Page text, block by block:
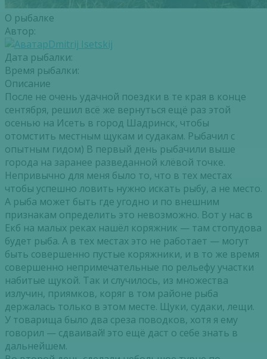
О рыбалке
Автор:
Dmitrij Isetskij
Дата рыбалки:
Время рыбалки:
Описание
После не очень удачной поездки в те края в конце
сентября, решил всё же вернуться ещё раз этой
осенью на Исеть в город Шадринск, чтобы
отомстить местным щукам и судакам. Рыбачил с
опытным гидом) В первый день рыбачили выше
города на заранее разведанной клёвой точке.
Непривычно для меня было то, что в тех местах
чтобы успешно ловить нужно искать рыбу, а не место.
А рыба может быть где угодно и по внешним
признакам определить это невозможно. Вот у нас в
Екб на малых реках нашёл коряжник — там стопудова
будет рыба. А в тех местах это не работает — могут
быть совершенно пустые коряжники, и в то же время
совершенно непримечательные по рельефу участки
набитые щукой. Так и случилось, из множества
излучин, приямков, коряг в том районе рыба
держалась только в этом месте. Щуки, судаки, лещи.
У товарища было два среза поводков, хотя я ему
говорил — сдваивай! это ещё даст о себе знать в
дальнейшем.